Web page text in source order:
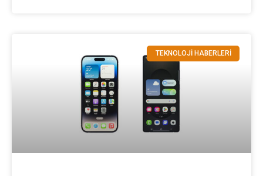
TEKNOLOJİ HABERLERİ